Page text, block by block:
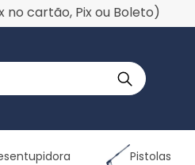
no cartão, Pix ou Boleto)
Pistolas